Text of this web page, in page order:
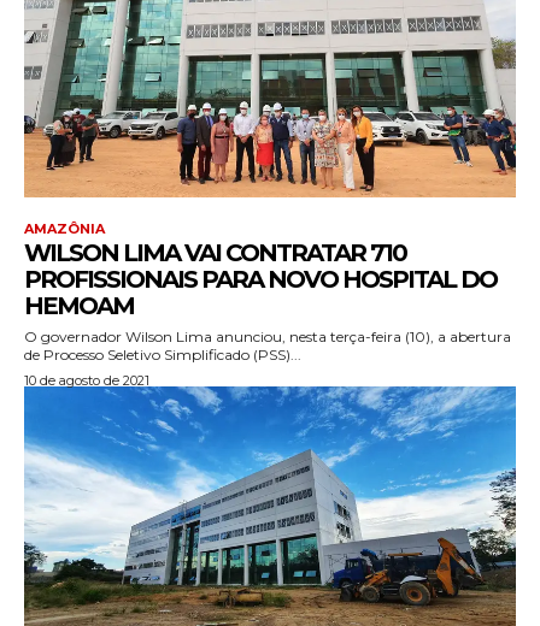
AMAZÔNIA
WILSON LIMA VAI CONTRATAR 710
PROFISSIONAIS PARA NOVO HOSPITAL DO
HEMOAM
O governador Wilson Lima anunciou, nesta terça-feira (10), a abertura
de Processo Seletivo Simplificado (PSS)...
10 de agosto de 2021